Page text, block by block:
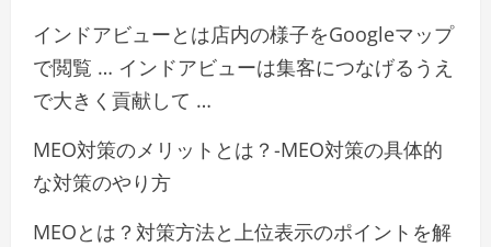
インドアビューとは店内の様子をGoogleマップ
で閲覧 … インドアビューは集客につなげるうえ
で大きく貢献して …
MEO対策のメリットとは？-MEO対策の具体的
な対策のやり方
MEOとは？対策方法と上位表示のポイントを解